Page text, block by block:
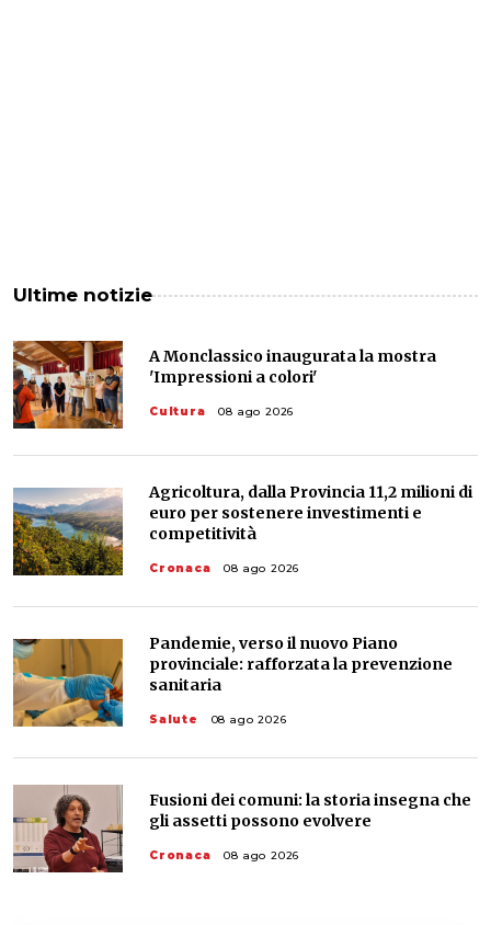
Ultime notizie
A Monclassico inaugurata la mostra
'Impressioni a colori'
Cultura 08 ago 2026
Agricoltura, dalla Provincia 11,2 milioni di
euro per sostenere investimenti e
competitività
Cronaca 08 ago 2026
Pandemie, verso il nuovo Piano
provinciale: rafforzata la prevenzione
sanitaria
Salute 08 ago 2026
Fusioni dei comuni: la storia insegna che
gli assetti possono evolvere
Cronaca 08 ago 2026